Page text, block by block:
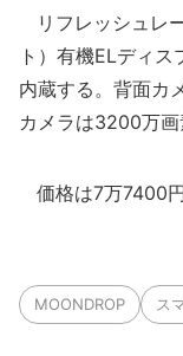
リフレッシュレ
ト）有機ELディ
内蔵する。背面カ
カメラは3200万画
価格は7万7400円
MOONDROP ス